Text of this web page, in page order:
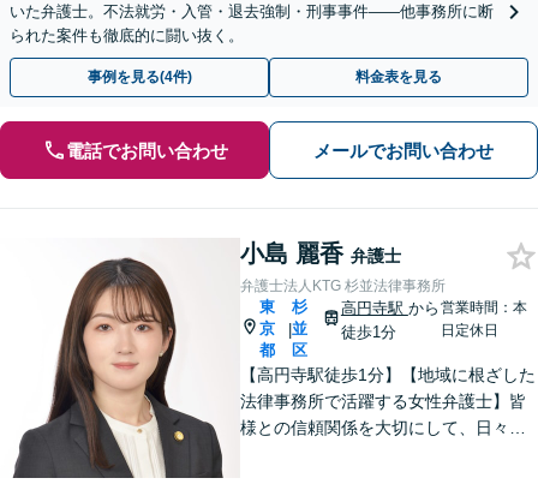
いた弁護士。不法就労・入管・退去強制・刑事事件——他事務所に断
られた案件も徹底的に闘い抜く。
事例を見る(4件) 料金表を見る
電話でお問い合わせ メールでお問い合わせ
小島 麗香 弁護士
弁護士法人KTG 杉並法律事務所
東
京
都
|
杉
並
区
高円寺駅 から
徒歩1分
営業時間：本
日定休日
【高円寺駅徒歩1分】【地域に根ざした
法律事務所で活躍する女性弁護士】皆
様との信頼関係を大切にして、日々業